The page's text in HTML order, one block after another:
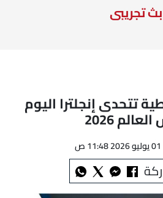
بث تجريبى
تتحدى إنجلترا اليوم